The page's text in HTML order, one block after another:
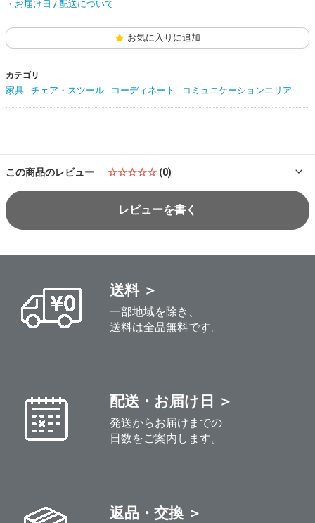
お届け日 / 配送について
お気に入りに追加
カテゴリ
家具 チェア・スツール コーディネート コミュニケーションエリア
この商品のレビュー ☆☆☆☆☆ (0)
レビューを書く
送料 ＞
一部地域を除き、
送料は全品無料です。
配送・お届け日 ＞
発送からお届けまでの
日数をご案内します。
返品・交換 ＞